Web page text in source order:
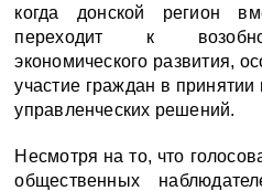
когда донской регион
переходит к
экономического развития,
участие граждан в
управленческих решений.
Несмотря на то, что
общественных